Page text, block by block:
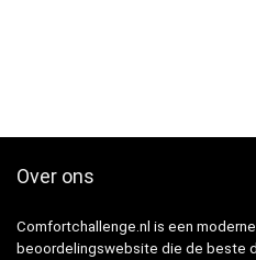
Over ons
Comfortchallenge.nl is een
beoordelingswebsite die de beste